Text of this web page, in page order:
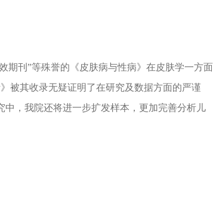
刊”等殊誉的《皮肤病与性病》在皮肤学一方面
被其收录无疑证明了在研究及数据方面的严谨
，我院还将进一步扩发样本，更加完善分析儿